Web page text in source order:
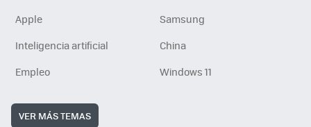
Apple
Samsung
Inteligencia artificial
China
Empleo
Windows 11
VER MÁS TEMAS